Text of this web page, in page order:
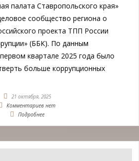
палата Ставропольского края»
сообщество региона о
проекта ТПП России
(ББК). По данным
квартале 2025 года было
больше коррупционных
21 октября, 2025
Комментариев нет
Подробнее